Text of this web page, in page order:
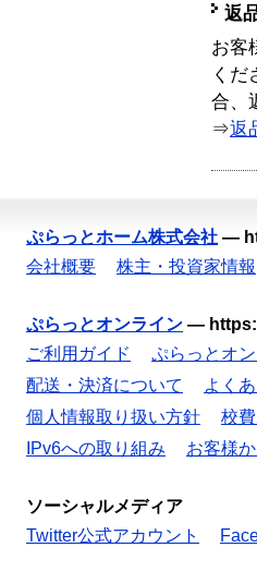
返
お客
くだ
合、
⇒返
ぷらっとホーム株式会社 —
会社概要
株主・投資家情報
ぷらっとオンライン —
ご利用ガイド
ぷらっとオ
配送・決済について
よく
個人情報取り扱い方針
校
IPv6への取り組み
お客様
ソーシャルメディア
Twitter公式アカウント